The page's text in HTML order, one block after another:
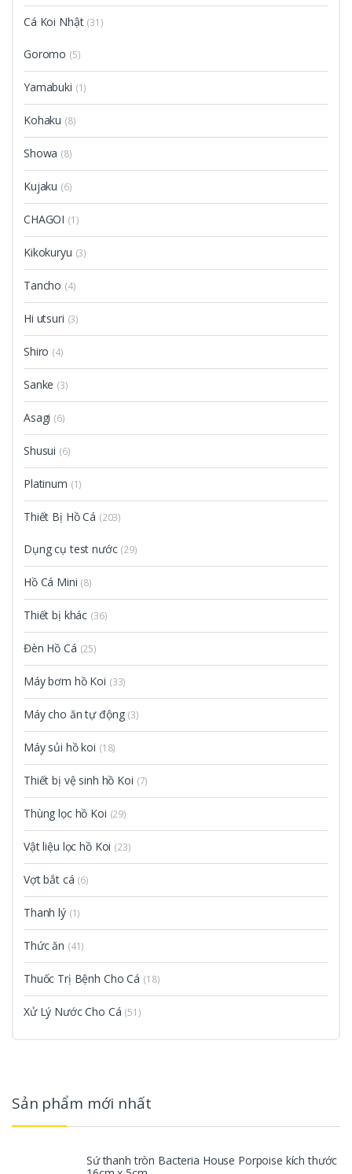
Cá Koi Nhật (31)
Goromo (5)
Yamabuki (1)
Kohaku (8)
Showa (8)
Kujaku (6)
CHAGOI (1)
Kikokuryu (3)
Tancho (4)
Hi utsuri (3)
Shiro (4)
Sanke (3)
Asagi (6)
Shusui (6)
Platinum (1)
Thiết Bị Hồ Cá (203)
Dụng cụ test nước (29)
Hồ Cá Mini (8)
Thiết bị khác (36)
Đèn Hồ Cá (25)
Máy bơm hồ Koi (33)
Máy cho ăn tự động (3)
Máy sủi hồ koi (18)
Thiết bị vệ sinh hồ Koi (7)
Thùng lọc hồ Koi (29)
Vật liệu lọc hồ Koi (23)
Vợt bắt cá (6)
Thanh lý (1)
Thức ăn (41)
Thuốc Trị Bệnh Cho Cá (18)
Xử Lý Nước Cho Cá (51)
Sản phẩm mới nhất
Sứ thanh tròn Bacteria House Porpoise kích thước